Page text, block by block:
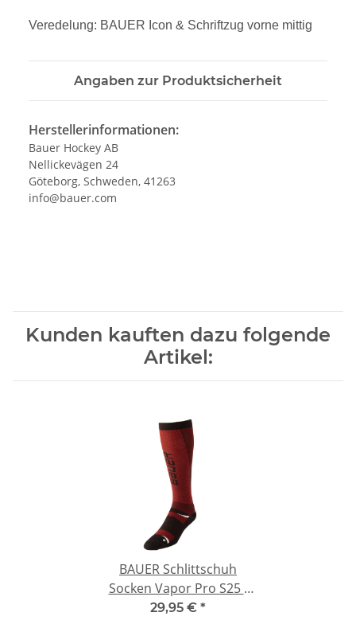
Veredelung: BAUER Icon & Schriftzug vorne mittig
Angaben zur Produktsicherheit
Herstellerinformationen:
Bauer Hockey AB
Nellickevägen 24
Göteborg, Schweden, 41263
info@bauer.com
Kunden kauften dazu folgende
Artikel:
BAUER Schlittschuh
Socken Vapor Pro S25 -
lang L
29,95 € *